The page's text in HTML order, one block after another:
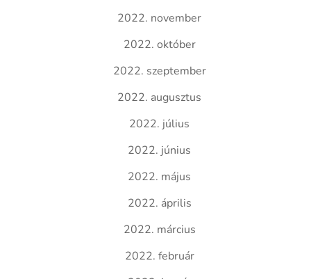
2022. november
2022. október
2022. szeptember
2022. augusztus
2022. július
2022. június
2022. május
2022. április
2022. március
2022. február